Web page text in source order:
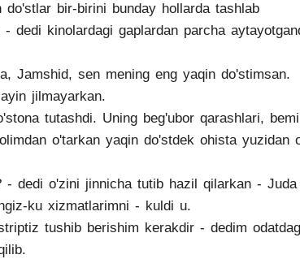
do'stlar bir-birini bunday hollarda tashlab
- dedi kinolardagi gaplardan parcha
Jamshid, sen mening eng yaqin do'stimsan.
jilmayarkan.
tutashdi. Uning beg'ubor qarashlari,
o'tarkan yaqin do'stdek ohista yuzidan
- dedi o'zini jinnicha tutib hazil qilarkan - Juda
ku xizmatlarimni - kuldi u.
tushib berishim kerakdir - dedim